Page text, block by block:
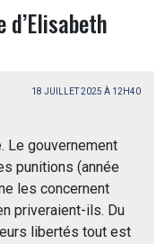
d’Elisabeth
18 JUILLET 2025 À 12H40
Le gouvernement
punitions (année
les concernent
priveraient-ils. Du
libertés tout est